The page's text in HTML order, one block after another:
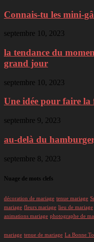
Connais-tu les mini-
septembre 10, 2023
la tendance du
grand jour
septembre 10, 2023
Une idée pour faire la
septembre 9, 2023
au-delà du
septembre 8, 2023
Nuage de mots clefs
décoration de mariage tenue mariage
mariage fleurs mariage lieu de mariage
animations mariage photographe de
mariage tenue de mariage La Bonne